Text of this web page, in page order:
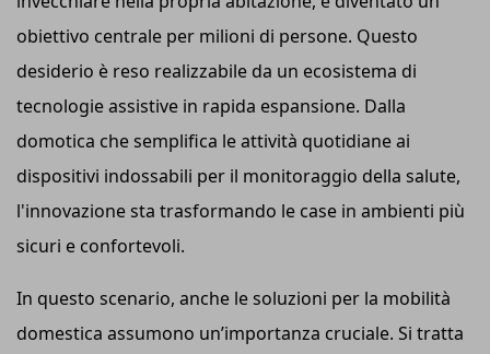
obiettivo centrale per milioni di persone. Questo
desiderio è reso realizzabile da un ecosistema di
tecnologie assistive in rapida espansione. Dalla
domotica che semplifica le attività quotidiane ai
dispositivi indossabili per il monitoraggio della salute,
l'innovazione sta trasformando le case in ambienti più
sicuri e confortevoli.
In questo scenario, anche le soluzioni per la mobilità
domestica assumono un’importanza cruciale. Si tratta